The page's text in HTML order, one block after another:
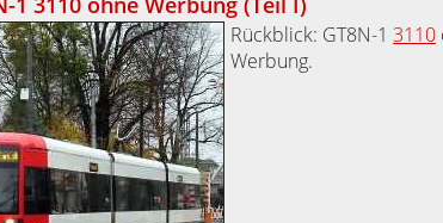
Rückblick: GT8N-1 3110
Werbung.